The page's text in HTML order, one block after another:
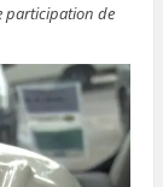
participation de